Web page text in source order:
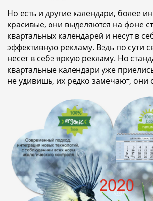
Но есть и другие календари, более
красивые, они выделяются на фоне
квартальных календарей и несут в
эффективную рекламу. Ведь по сути
несет в себе яркую рекламу. Но
квартальные календари уже
не удивишь, их редко замечают, они